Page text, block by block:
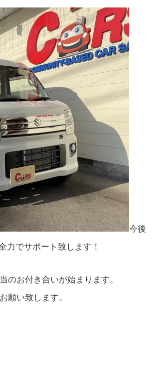
今後
力でサポート致します！
のお付き合いが始まります。
願い致します。